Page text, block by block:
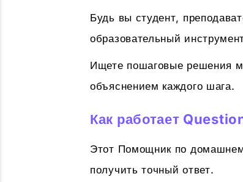
Будь вы студент,
образовательный
Ищете пошаговые решения
объяснением каждого шага.
Как работает
Этот Помощник по
получить точный ответ.